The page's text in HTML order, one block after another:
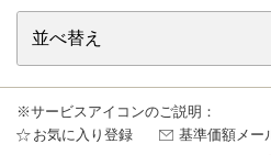
※サービスアイコンのご説明：
お気に入り登録
基準価額メー